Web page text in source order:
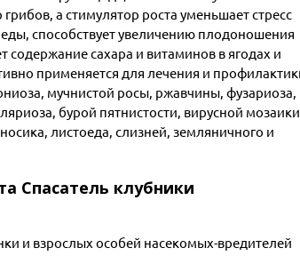
а стимулятор роста уменьшает стресс
способствует увеличению плодоношения
содержание сахара и витаминов в ягодах и
применяется для лечения и
мучнистой росы, ржавчины, фузариоза,
бурой пятнистости, вирусной
листоеда, слизней, земляничного и
Спасатель клубники
и взрослых особей насекомых-вредителей